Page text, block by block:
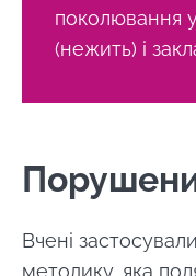
поколювання
(нежить) і
Вчені
методику, яка